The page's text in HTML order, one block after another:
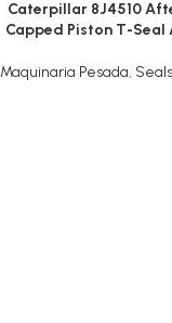
Caterpillar 8J4510
Capped Piston T-Seal
Maquinaria Pesada,